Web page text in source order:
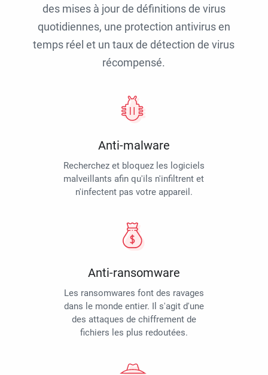
des mises à jour de définitions de virus
quotidiennes, une protection antivirus en
temps réel et un taux de détection de virus
récompensé.
Anti-malware
Recherchez et bloquez les logiciels
malveillants afin qu'ils n'infiltrent et
n'infectent pas votre appareil.
Anti-ransomware
Les ransomwares font des ravages
dans le monde entier. Il s'agit d'une
des attaques de chiffrement de
fichiers les plus redoutées.